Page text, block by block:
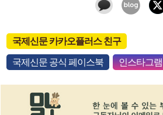
국제신문 카카오플러스 친구
국제신문 공식 페이스북 인스타그램